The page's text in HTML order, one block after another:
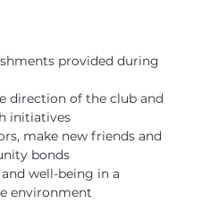
provided during
direction of the club and
initiatives
make new friends and
bonds
well-being in a
environment